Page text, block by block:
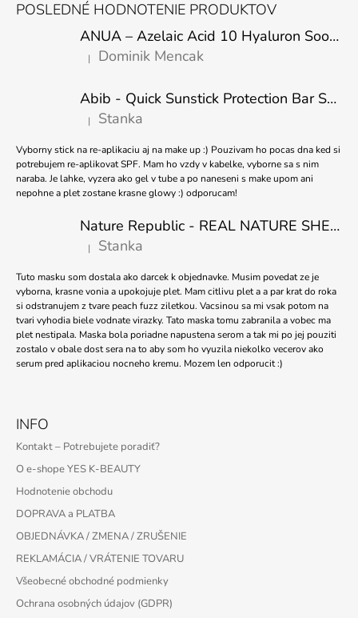
R
V
K
Y
V
P
U
POSLEDNÉ HODNOTENIE PRODUKTOV
ANUA – Azelaic Acid 10 Hyaluron Soothing Serum – 30 ml
Hodnotenie produktu je 5 z 5 hviezdičiek.
| Dominik Mencak
Abib - Quick Sunstick Protection Bar SPF50+ PA++++ 22g
Hodnotenie produktu je 5 z 5 hviezdičiek.
| Stanka
Vyborny stick na re-aplikaciu aj na make up :) Pouzivam ho pocas dna ked si
potrebujem re-aplikovat SPF. Mam ho vzdy v kabelke, vyborne sa s nim
naraba. Je lahke, vyzera ako gel v tube a po naneseni s make upom ani
nepohne a plet zostane krasne glowy :) odporucam!
Nature Republic - REAL NATURE SHEET MASK TEA TREE 23ml
Hodnotenie produktu je 5 z 5 hviezdičiek.
| Stanka
Tuto masku som dostala ako darcek k objednavke. Musim povedat ze je
vyborna, krasne vonia a upokojuje plet. Mam citlivu plet a a par krat do roka
si odstranujem z tvare peach fuzz ziletkou. Vacsinou sa mi vsak potom na
tvari vyhodia biele vodnate virazky. Tato maska tomu zabranila a vobec ma
plet nestipala. Maska bola poriadne napustena serom a tak mi po jej pouziti
zostalo v obale dost sera na to aby som ho vyuzila niekolko vecerov ako
serum pred aplikaciou nocneho kremu. Mozem len odporucit :)
INFO
Kontakt – Potrebujete poradiť?
O e-shope YES K-BEAUTY
Hodnotenie obchodu
DOPRAVA a PLATBA
OBJEDNÁVKA / ZMENA / ZRUŠENIE
REKLAMÁCIA / VRÁTENIE TOVARU
Všeobecné obchodné podmienky
Ochrana osobných údajov (GDPR)